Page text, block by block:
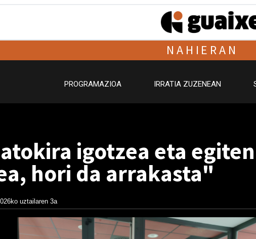
NAHIERAN
PROGRAMAZIOA IRRATIA ZUZENEAN
igotzea eta
hori da arrakasta"
uztailaren 3a